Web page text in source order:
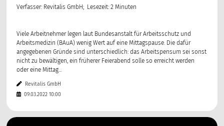
Verfasser: Revitalis GmbH; Lesezeit: 2 Minuten
Viele Arbeitnehmer legen laut Bundesanstalt für Arbeitsschutz und
Arbeitsmedizin (BAuA) wenig Wert auf eine Mittagspause. Die dafür
angegebenen Gründe sind unterschiedlich: das Arbeitspensum sei sonst
nicht zu bewältigen, ein früherer Feierabend solle so erreicht werden
oder eine Mittag...
Revitalis GmbH
09.03.2022 10:00